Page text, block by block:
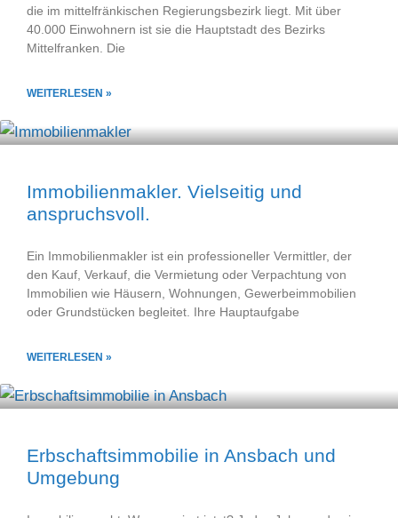
die im mittelfränkischen Regierungsbezirk liegt. Mit über
40.000 Einwohnern ist sie die Hauptstadt des Bezirks
Mittelfranken. Die
WEITERLESEN »
Immobilienmakler. Vielseitig und
anspruchsvoll.
Ein Immobilienmakler ist ein professioneller Vermittler, der
den Kauf, Verkauf, die Vermietung oder Verpachtung von
Immobilien wie Häusern, Wohnungen, Gewerbeimmobilien
oder Grundstücken begleitet. Ihre Hauptaufgabe
WEITERLESEN »
Erbschaftsimmobilie in Ansbach und
Umgebung